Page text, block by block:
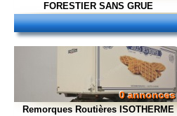
FORESTIER SANS GRUE
0 annonces
Remorques Routières ISOTHERME